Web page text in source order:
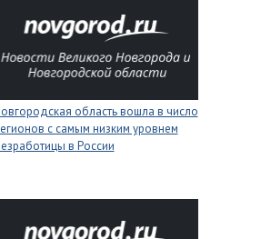
область вошла в число
с самым низким уровнем
в России